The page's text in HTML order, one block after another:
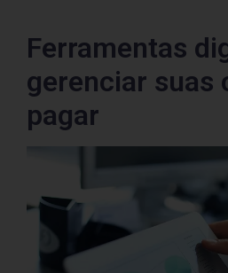
Ferramentas
gerenciar suas
pagar